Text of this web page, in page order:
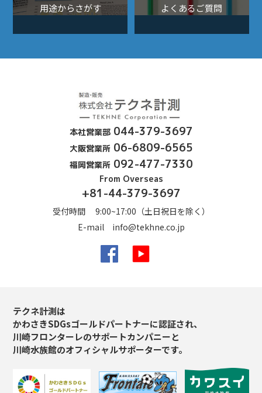
用途からさがす よくあるご質問
本社営業部 044-379-3697
大阪営業所 06-6809-6565
福岡営業所 092-477-7330
From Overseas
+81-44-379-3697
受付時間 9:00~17:00（土日祝日を除く）
E-mail info@tekhne.co.jp
Facebook
テクネ計測は
かわさきSDGsゴールドパートナーに認証され、
川崎フロンターレのサポートカンパニーと
川崎水族館のオフィシャルサポーターです。